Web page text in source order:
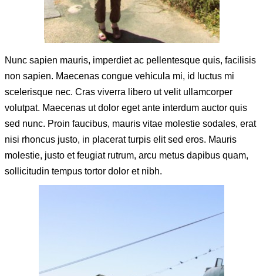
Nunc sapien mauris, imperdiet ac pellentesque quis, facilisis
non sapien. Maecenas congue vehicula mi, id luctus mi
scelerisque nec. Cras viverra libero ut velit ullamcorper
volutpat. Maecenas ut dolor eget ante interdum auctor quis
sed nunc. Proin faucibus, mauris vitae molestie sodales, erat
nisi rhoncus justo, in placerat turpis elit sed eros. Mauris
molestie, justo et feugiat rutrum, arcu metus dapibus quam,
sollicitudin tempus tortor dolor et nibh.